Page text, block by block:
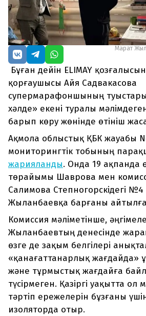
Марат
Бұған дейін ELIMAY
қорғаушысы Айя Садвакасова
супермарафоншының
хәлде» екені туралы
барып көру жөнінде өтініш
Ақмола облыстық ҚБК жауабы
мониторингтік тобының
жарияланды. Онда 19 ақпанда
төрайымы Шаврова мен
Салимова Степногорскідегі
Жыланбаевқа барғаны
Комиссия мәліметінше,
Жыланбаевтың денесінде
өзге де зақым белгілері
«қанағаттанарлық жағдайда»
және тұрмыстық жағдайға
түсірмеген. Қазіргі уақытта ол
тәртіп ережелерін бұзғаны
изоляторда отыр.